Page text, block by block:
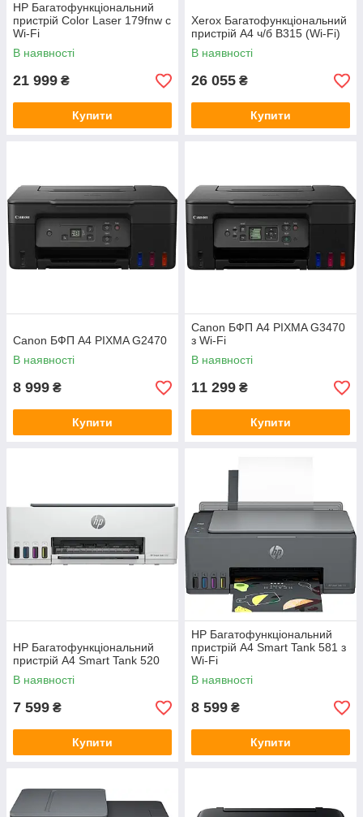
HP Багатофункціональний
пристрій Color Laser 179fnw с
Wi-Fi
В наявності
21 999 ₴
Купити
Xerox Багатофункціональний
пристрій А4 ч/б B315 (Wi-Fi)
В наявності
26 055 ₴
Купити
Canon БФП А4 PIXMA G2470
В наявності
8 999 ₴
Купити
Canon БФП А4 PIXMA G3470
з Wi-Fi
В наявності
11 299 ₴
Купити
HP Багатофункціональний
пристрій A4 Smart Tank 520
В наявності
7 599 ₴
Купити
HP Багатофункціональний
пристрій A4 Smart Tank 581 з
Wi-Fi
В наявності
8 599 ₴
Купити